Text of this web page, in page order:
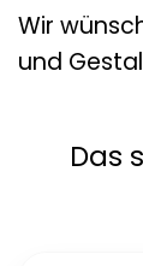
Wir
und
Das